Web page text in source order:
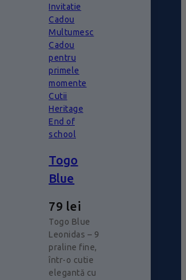
Invitatie
Cadou
Multumesc
Cadou
pentru
primele
momente
Cutii
Heritage
End of
school
Togo
Blue
79 lei
Togo Blue
Leonidas – 9
praline fine,
într-o cutie
elegantă cu